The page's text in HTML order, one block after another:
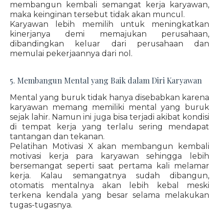
membangun kembali semangat kerja karyawan,
maka keinginan tersebut tidak akan muncul.
Karyawan lebih memilih untuk meningkatkan
kinerjanya demi memajukan perusahaan,
dibandingkan keluar dari perusahaan dan
memulai pekerjaannya dari nol.
5. Membangun Mental yang Baik dalam Diri Karyawan
Mental yang buruk tidak hanya disebabkan karena
karyawan memang memiliki mental yang buruk
sejak lahir. Namun ini juga bisa terjadi akibat kondisi
di tempat kerja yang terlalu sering mendapat
tantangan dan tekanan.
Pelatihan Motivasi X akan membangun kembali
motivasi kerja para karyawan sehingga lebih
bersemangat seperti saat pertama kali melamar
kerja. Kalau semangatnya sudah dibangun,
otomatis mentalnya akan lebih kebal meski
terkena kendala yang besar selama melakukan
tugas-tugasnya.